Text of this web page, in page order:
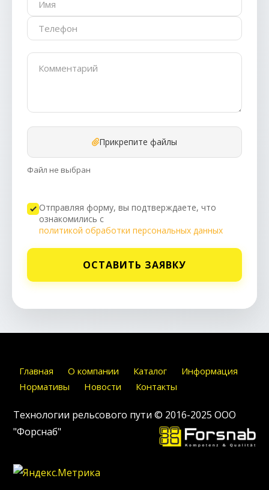
Прикрепите файлы
Файл не выбран
Отправляя форму, вы подтверждаете, что
ознакомились с
политикой обработки персональных данных
ОСТАВИТЬ ЗАЯВКУ
Главная О компании Каталог
Информация
Нормативы
Новости Контакты
Технологии рельсового пути © 2016-2025ООО
"Форснаб"